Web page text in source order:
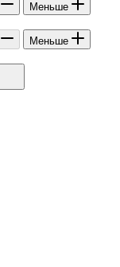
Меньше
Меньше